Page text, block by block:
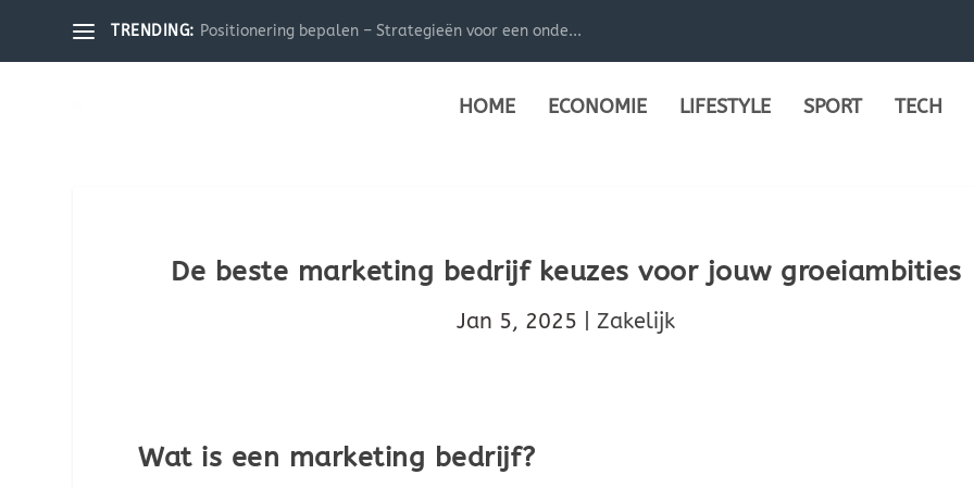
TRENDING: Positionering bepalen – Strategieën voor een onde...
HOME ECONOMIE LIFESTYLE SPORT TECH
De beste marketing bedrijf keuzes voor jouw groeiambities
Jan 5, 2025 |Zakelijk
Wat is een marketing bedrijf?